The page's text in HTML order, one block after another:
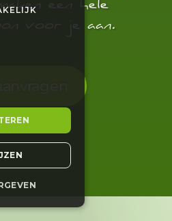
een hele
voor je aan.